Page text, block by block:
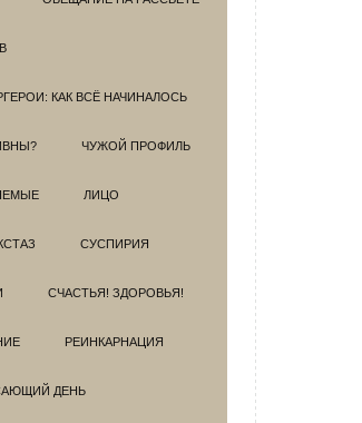
КАК ВСЁ НАЧИНАЛОСЬ
ЧУЖОЙ ПРОФИЛЬ
ЛИЦО
СУСПИРИЯ
СЧАСТЬЯ! ЗДОРОВЬЯ!
РЕИНКАРНАЦИЯ
ДЕНЬ